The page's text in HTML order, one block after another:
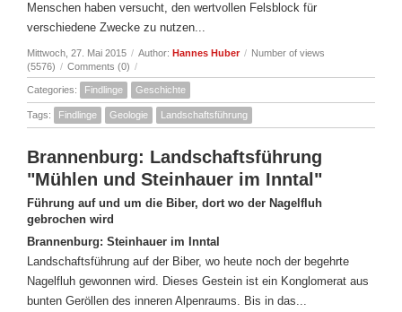
Menschen haben versucht, den wertvollen Felsblock für
verschiedene Zwecke zu nutzen...
Mittwoch, 27. Mai 2015 / Author: Hannes Huber / Number of views
(5576) / Comments (0) /
Categories: Findlinge Geschichte
Tags: Findlinge Geologie Landschaftsführung
Brannenburg: Landschaftsführung
"Mühlen und Steinhauer im Inntal"
Führung auf und um die Biber, dort wo der Nagelfluh
gebrochen wird
Brannenburg: Steinhauer im Inntal
Landschaftsführung auf der Biber, wo heute noch der begehrte
Nagelfluh gewonnen wird. Dieses Gestein ist ein Konglomerat aus
bunten Geröllen des inneren Alpenraums. Bis in das...